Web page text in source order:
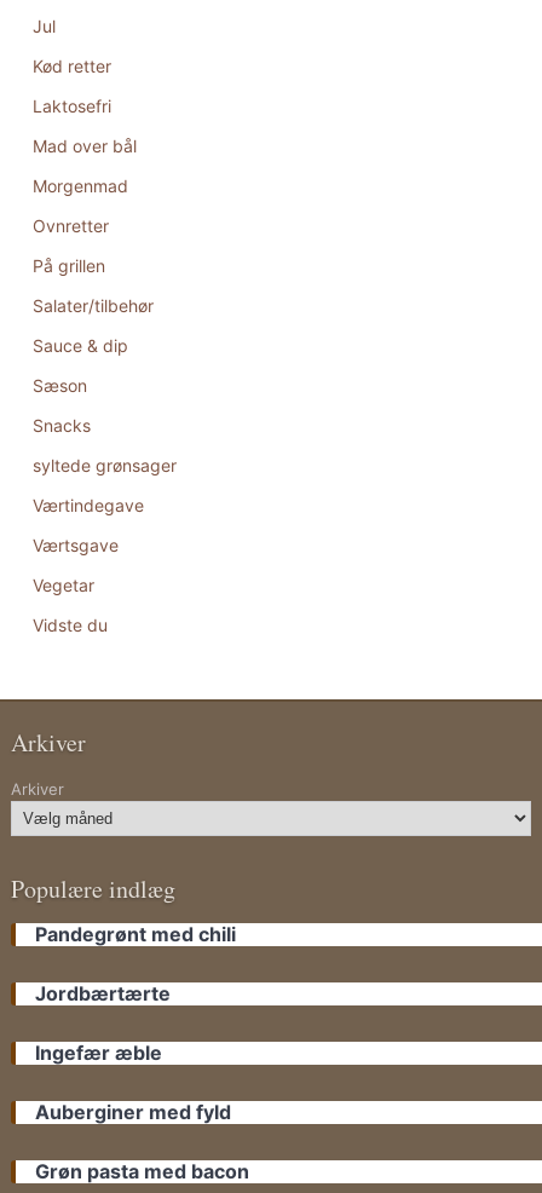
Jul
Kød retter
Laktosefri
Mad over bål
Morgenmad
Ovnretter
På grillen
Salater/tilbehør
Sauce & dip
Sæson
Snacks
syltede grønsager
Værtindegave
Værtsgave
Vegetar
Vidste du
Arkiver
Arkiver
Populære indlæg
Pandegrønt med chili
Jordbærtærte
Ingefær æble
Auberginer med fyld
Grøn pasta med bacon